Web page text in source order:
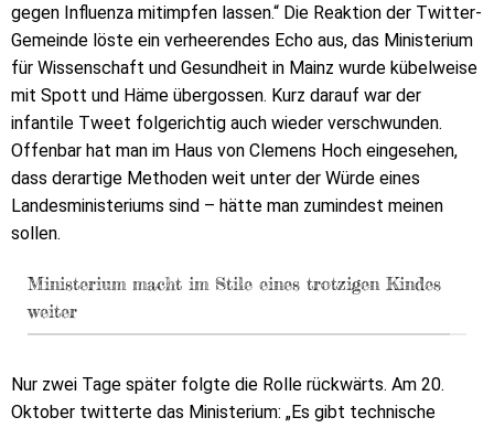
gegen Influenza mitimpfen lassen.“ Die Reaktion der Twitter-
Gemeinde löste ein verheerendes Echo aus, das Ministerium
für Wissenschaft und Gesundheit in Mainz wurde kübelweise
mit Spott und Häme übergossen. Kurz darauf war der
infantile Tweet folgerichtig auch wieder verschwunden.
Offenbar hat man im Haus von Clemens Hoch eingesehen,
dass derartige Methoden weit unter der Würde eines
Landesministeriums sind – hätte man zumindest meinen
sollen.
Ministerium macht im Stile eines trotzigen Kindes
weiter
Nur zwei Tage später folgte die Rolle rückwärts. Am 20.
Oktober twitterte das Ministerium: „Es gibt technische